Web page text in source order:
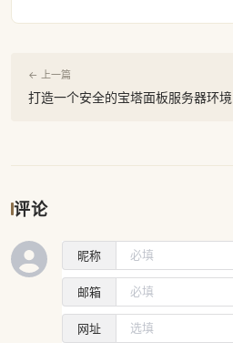
← 上一篇
打造一个安全的宝塔面板服务器环境
评论
昵称
邮箱
网址